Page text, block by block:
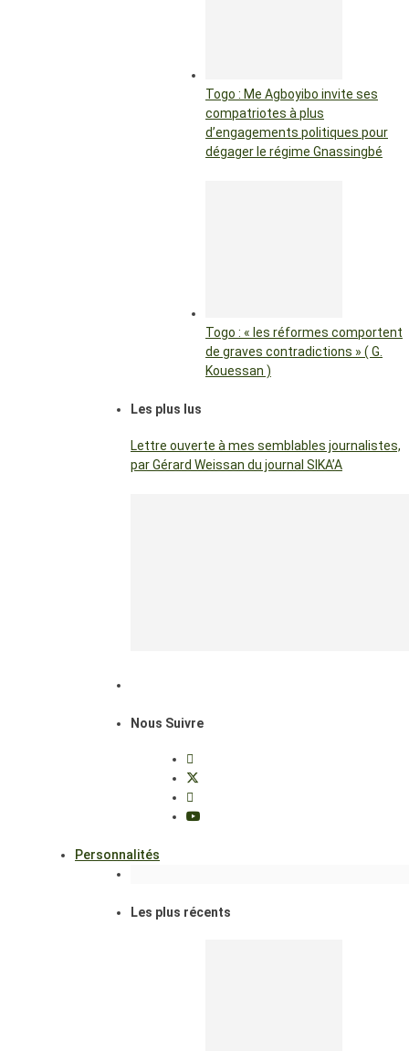
Togo : Me Agboyibo invite ses
compatriotes à plus
d’engagements politiques pour
dégager le régime Gnassingbé
Togo : « les réformes comportent
de graves contradictions » ( G.
Kouessan )
Les plus lus
Lettre ouverte à mes semblables journalistes,
par Gérard Weissan du journal SIKA’A
Nous Suivre
Personnalités
Les plus récents